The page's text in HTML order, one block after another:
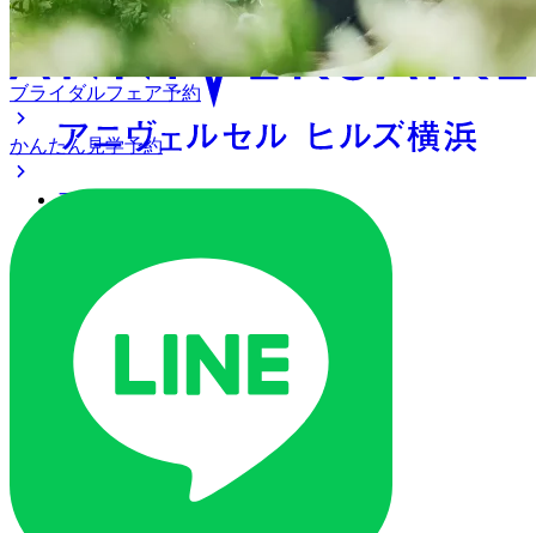
アクセス
ご列席の皆様へ
トピックス
ご予約・お問い合わせ
ブライダルフェア
ブライダルフェア一覧
ブライダルフェアの基礎知識
ブライダルフェア予約
かんたん見学予約